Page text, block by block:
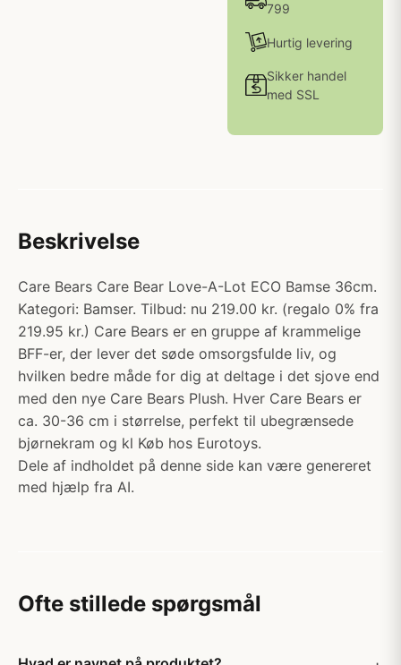
799
Hurtig levering
Sikker handel
med SSL
Beskrivelse
Care Bears Care Bear Love-A-Lot ECO Bamse 36cm.
Kategori: Bamser. Tilbud: nu 219.00 kr. (regalo 0% fra
219.95 kr.) Care Bears er en gruppe af krammelige
BFF-er, der lever det søde omsorgsfulde liv, og
hvilken bedre måde for dig at deltage i det sjove end
med den nye Care Bears Plush. Hver Care Bears er
ca. 30-36 cm i størrelse, perfekt til ubegrænsede
bjørnekram og kl Køb hos Eurotoys.
Dele af indholdet på denne side kan være genereret
med hjælp fra AI.
Ofte stillede spørgsmål